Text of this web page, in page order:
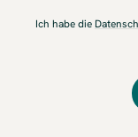
Ich habe die